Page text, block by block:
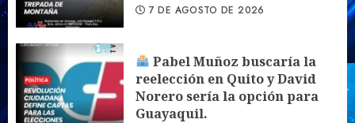
7 DE AGOSTO DE 2026
Pabel Muñoz buscaría la
reelección en Quito y David
Norero sería la opción para
Guayaquil.